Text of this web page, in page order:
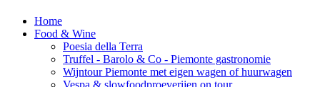
Home
Food & Wine
Poesia della Terra
Truffel - Barolo & Co - Piemonte gastronomie
Wijntour Piemonte met eigen wagen of huurwagen